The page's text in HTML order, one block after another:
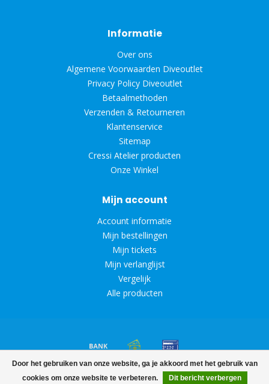
Door het gebruiken van onze website, ga je akkoord met het gebruik van
cookies om onze website te verbeteren.
Dit bericht verbergen
Informatie
Over ons
Algemene Voorwaarden Diveoutlet
Privacy Policy Diveoutlet
Betaalmethoden
Verzenden & Retourneren
Klantenservice
Sitemap
Cressi Atelier producten
Onze Winkel
Mijn account
Account informatie
Mijn bestellingen
Mijn tickets
Mijn verlanglijst
Vergelijk
Alle producten
© Copyright 2026 Diveoutlet